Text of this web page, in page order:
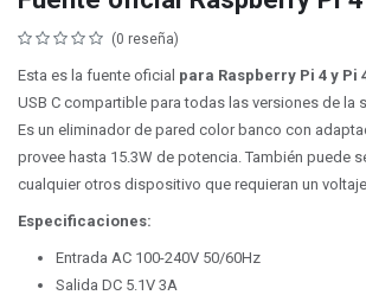
(0 reseña)
Esta es la fuente oficial para Raspberry Pi 4 y Pi
USB C compartible para todas las versiones de la
Es un eliminador de pared color banco con
provee hasta 15.3W de potencia. También puede
cualquier otros dispositivo que requieran un voltaje
Especificaciones:
Entrada AC 100-240V 50/60Hz
Salida DC 5.1V 3A